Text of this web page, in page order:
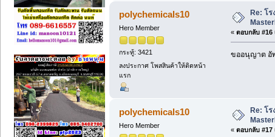
polychemicals10
Hero Member
กระทู้: 3421
ลงประกาศ โพสสินค้าให้ติดหน้า
แรก
Re: โ
« ตอบกลับ #16
ขออนุญาต อั
polychemicals10
Hero Member
Re: โร
« ตอบกลับ #17